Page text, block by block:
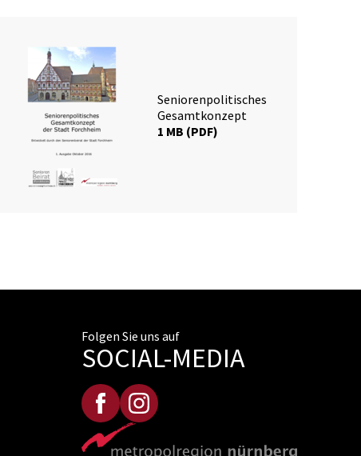
Seniorenpolitisches
Gesamtkonzept
1 MB PDF
Folgen Sie uns auf
SOCIAL-MEDIA